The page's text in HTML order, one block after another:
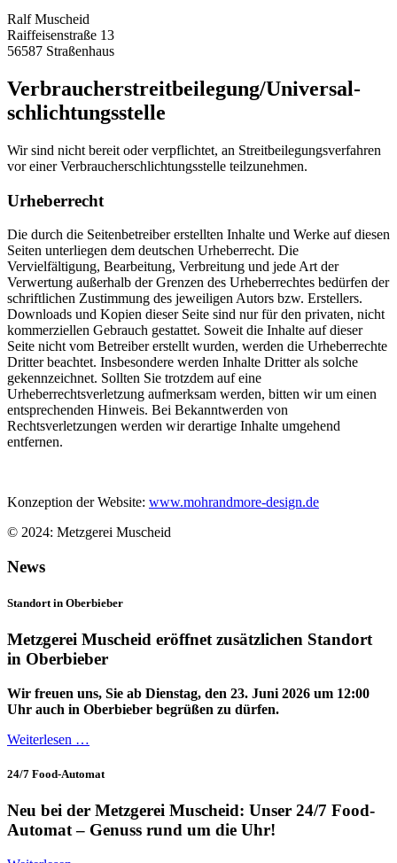
Ralf Muscheid
Raiffeisenstraße 13
56587 Straßenhaus
Verbraucher­streit­beilegung/Universal­
schlichtungs­stelle
Wir sind nicht bereit oder verpflichtet, an Streitbeilegungsverfahren
vor einer Verbraucherschlichtungsstelle teilzunehmen.
Urheberrecht
Die durch die Seitenbetreiber erstellten Inhalte und Werke auf diesen
Seiten unterliegen dem deutschen Urheberrecht. Die
Vervielfältigung, Bearbeitung, Verbreitung und jede Art der
Verwertung außerhalb der Grenzen des Urheberrechtes bedürfen der
schriftlichen Zustimmung des jeweiligen Autors bzw. Erstellers.
Downloads und Kopien dieser Seite sind nur für den privaten, nicht
kommerziellen Gebrauch gestattet. Soweit die Inhalte auf dieser
Seite nicht vom Betreiber erstellt wurden, werden die Urheberrechte
Dritter beachtet. Insbesondere werden Inhalte Dritter als solche
gekennzeichnet. Sollten Sie trotzdem auf eine
Urheberrechtsverletzung aufmerksam werden, bitten wir um einen
entsprechenden Hinweis. Bei Bekanntwerden von
Rechtsverletzungen werden wir derartige Inhalte umgehend
entfernen.
Konzeption der Website: www.mohrandmore-design.de
© 2024: Metzgerei Muscheid
News
Standort in Oberbieber
Metzgerei Muscheid eröffnet zusätzlichen Standort
in Oberbieber
Wir freuen uns, Sie ab Dienstag, den 23. Juni 2026 um 12:00
Uhr auch in Oberbieber begrüßen zu dürfen.
Weiterlesen …
24/7 Food-Automat
Neu bei der Metzgerei Muscheid: Unser 24/7 Food-
Automat – Genuss rund um die Uhr!